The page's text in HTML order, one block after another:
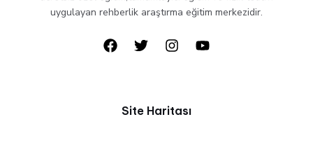
uygulayan rehberlik araştırma eğitim merkezidir.
Site Haritası